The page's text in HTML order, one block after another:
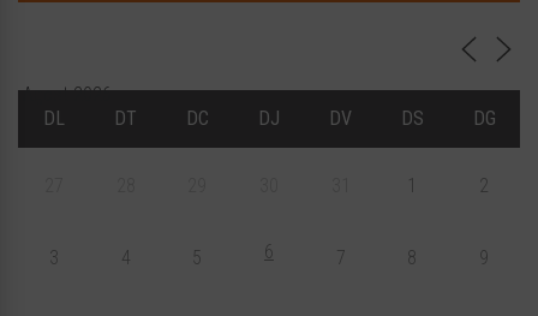
Agost 2026
DL
DT DC DJ DV DS DG
1 2
3 4 5 6 7 8 9